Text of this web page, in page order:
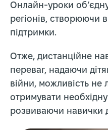
Онлайн-уроки
регіонів, створюючи
підтримки.
Отже, дистанційне
переваг, надаючи
війни, можливість не
отримувати
розвиваючи навички